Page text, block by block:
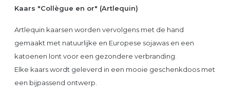
Kaars "Collègue en or" (Artlequin)
Artlequin kaarsen worden vervolgens met de hand
gemaakt met natuurlijke en Europese sojawas en een
katoenen lont voor een gezondere verbranding.
Elke kaars wordt geleverd in een mooie geschenkdoos met
een bijpassend ontwerp.